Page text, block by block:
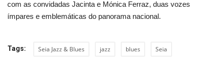
com as convidadas Jacinta e Mónica Ferraz, duas vozes
ímpares e emblemáticas do panorama nacional.
Tags: Seia Jazz & Blues jazz blues Seia